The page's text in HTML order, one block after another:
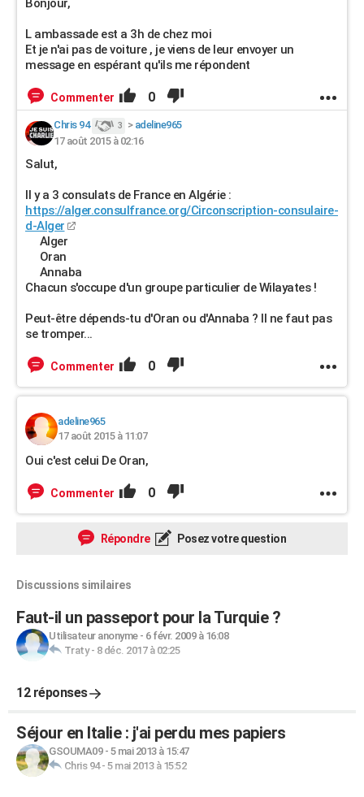
Bonjour,
L ambassade est a 3h de chez moi
Et je n'ai pas de voiture , je viens de leur envoyer un
message en espérant qu'ils me répondent
Commenter 0
Chris 94 3 > adeline965
17 août 2015 à 02:16
Salut,
Il y a 3 consulats de France en Algérie :
https://alger.consulfrance.org/Circonscription-consulaire-
d-Alger
Alger
Oran
Annaba
Chacun s'occupe d'un groupe particulier de Wilayates !
Peut-être dépends-tu d'Oran ou d'Annaba ? Il ne faut pas
se tromper...
Commenter 0
adeline965
17 août 2015 à 11:07
Oui c'est celui De Oran,
Commenter 0
Répondre Posez votre question
Discussions similaires
Faut-il un passeport pour la Turquie ?
Utilisateur anonyme- 6 févr. 2009 à 16:08
Traty- 8 déc. 2017 à 02:25
12 réponses
Séjour en Italie : j'ai perdu mes papiers
GSOUMA09- 5 mai 2013 à 15:47
Chris 94- 5 mai 2013 à 15:52